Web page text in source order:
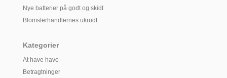
Nye batterier på godt og skidt
Blomsterhandlernes ukrudt
Kategorier
At have have
Betragtninger